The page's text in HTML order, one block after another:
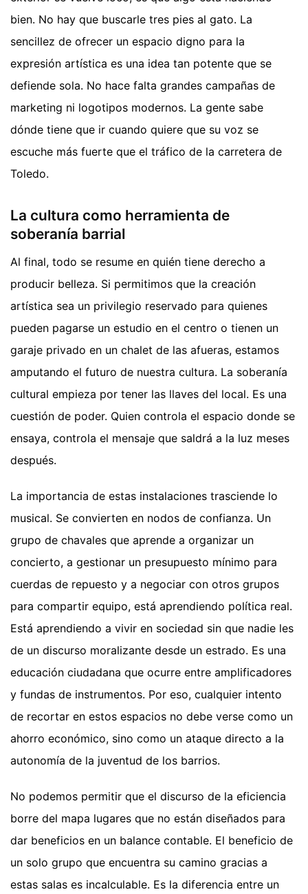
bien. No hay que buscarle tres pies al gato. La
sencillez de ofrecer un espacio digno para la
expresión artística es una idea tan potente que se
defiende sola. No hace falta grandes campañas de
marketing ni logotipos modernos. La gente sabe
dónde tiene que ir cuando quiere que su voz se
escuche más fuerte que el tráfico de la carretera de
Toledo.
La cultura como herramienta de
soberanía barrial
Al final, todo se resume en quién tiene derecho a
producir belleza. Si permitimos que la creación
artística sea un privilegio reservado para quienes
pueden pagarse un estudio en el centro o tienen un
garaje privado en un chalet de las afueras, estamos
amputando el futuro de nuestra cultura. La soberanía
cultural empieza por tener las llaves del local. Es una
cuestión de poder. Quien controla el espacio donde se
ensaya, controla el mensaje que saldrá a la luz meses
después.
La importancia de estas instalaciones trasciende lo
musical. Se convierten en nodos de confianza. Un
grupo de chavales que aprende a organizar un
concierto, a gestionar un presupuesto mínimo para
cuerdas de repuesto y a negociar con otros grupos
para compartir equipo, está aprendiendo política real.
Está aprendiendo a vivir en sociedad sin que nadie les
de un discurso moralizante desde un estrado. Es una
educación ciudadana que ocurre entre amplificadores
y fundas de instrumentos. Por eso, cualquier intento
de recortar en estos espacios no debe verse como un
ahorro económico, sino como un ataque directo a la
autonomía de la juventud de los barrios.
No podemos permitir que el discurso de la eficiencia
borre del mapa lugares que no están diseñados para
dar beneficios en un balance contable. El beneficio de
un solo grupo que encuentra su camino gracias a
estas salas es incalculable. Es la diferencia entre un